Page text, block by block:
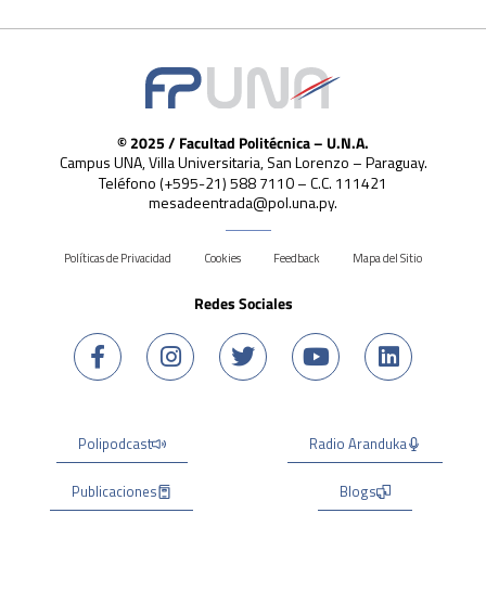
© 2025 / Facultad Politécnica – U.N.A.
Campus UNA, Villa Universitaria, San Lorenzo – Paraguay.
Teléfono (+595-21) 588 7110 – C.C. 111421
mesadeentrada@pol.una.py.
Políticas de Privacidad Cookies Feedback Mapa del Sitio
Redes Sociales
Polipodcast
Publicaciones
Radio Aranduka
Blogs